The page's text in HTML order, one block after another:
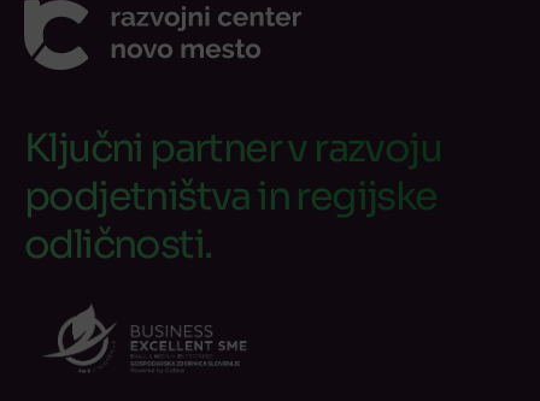
Ključni partner v razvoju
podjetništva in regijske
odličnosti.